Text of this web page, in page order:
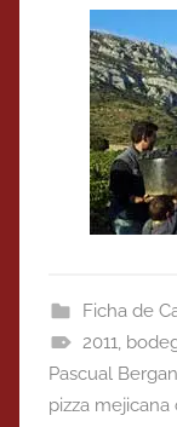
Ficha de
2011,
Pascual
pizza mejicana